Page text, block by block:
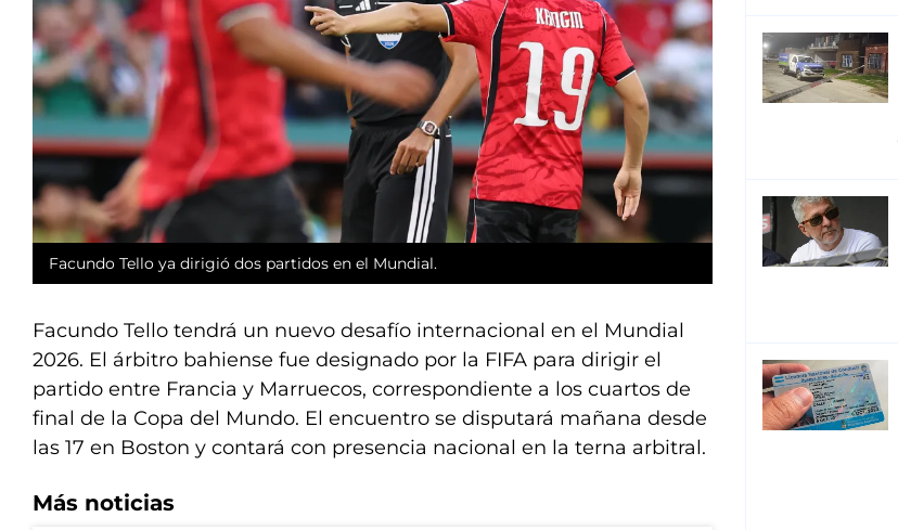
Facundo Tello ya dirigió dos partidos en el Mundial.
Facundo Tello tendrá un nuevo desafío internacional en el Mundial
2026. El árbitro bahiense fue designado por la FIFA para dirigir el
partido entre Francia y Marruecos, correspondiente a los cuartos de
final de la Copa del Mundo. El encuentro se disputará mañana desde
las 17 en Boston y contará con presencia nacional en la terna arbitral.
Más noticias